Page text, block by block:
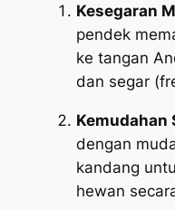
Kesegaran
pendek
ke tangan
dan segar (
Kemudahan
dengan
kandang
hewan